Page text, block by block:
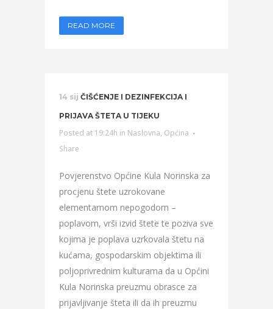
READ MORE
14 sij ČIŠĆENJE I DEZINFEKCIJA I
PRIJAVA ŠTETA U TIJEKU
Posted at 19:24h in Naslovna, Općina
Share
Povjerenstvo Općine Kula Norinska za
procjenu štete uzrokovane
elementarnom nepogodom –
poplavom, vrši izvid štete te poziva sve
kojima je poplava uzrkovala štetu na
kućama, gospodarskim objektima ili
poljoprivrednim kulturama da u Općini
Kula Norinska preuzmu obrasce za
prijavljivanje šteta ili da ih preuzmu